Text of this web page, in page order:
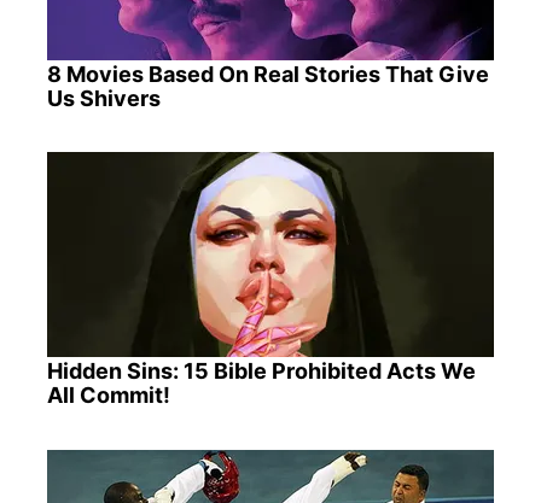
8 Movies Based On Real Stories That Give
Us Shivers
Hidden Sins: 15 Bible Prohibited Acts We
All Commit!